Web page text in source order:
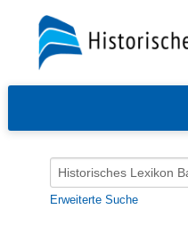
Erweiterte Suche